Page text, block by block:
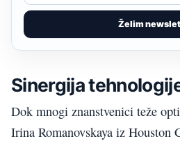
Želim
Sinergija
Dok mnogi znanstvenici teže
Irina Romanovskaya iz Houston